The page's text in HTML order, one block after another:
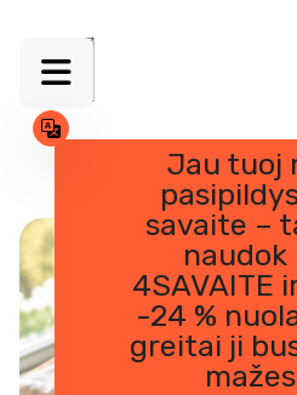
content
Jau tuoj
savaite –
naudok
4SAVAITE
-24 %
greitai ji